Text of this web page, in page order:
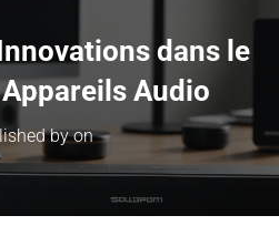
dans le
Audio
byon